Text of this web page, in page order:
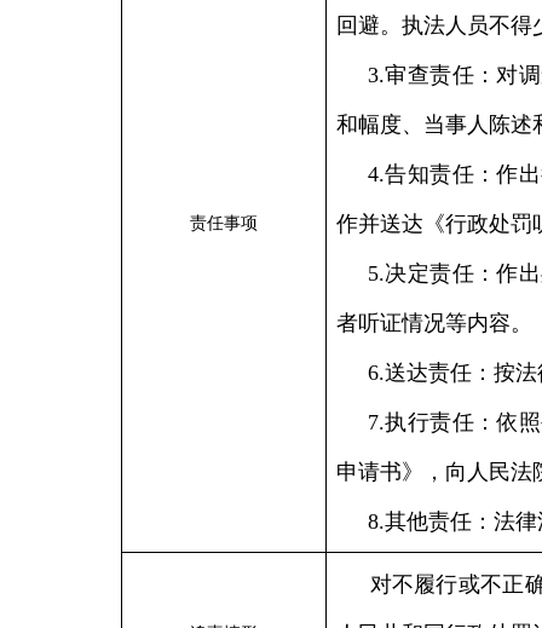
责任事项
回避。执法人员不
3.审查责任：对
和幅度、当事人陈述
4.告知责任：作
作并送达《行政处罚
5.决定责任：作
者听证情况等内容。
6.送达责任：按
7.执行责任：依
申请书》，向人民法
8.其他责任：法
对不履行或不正